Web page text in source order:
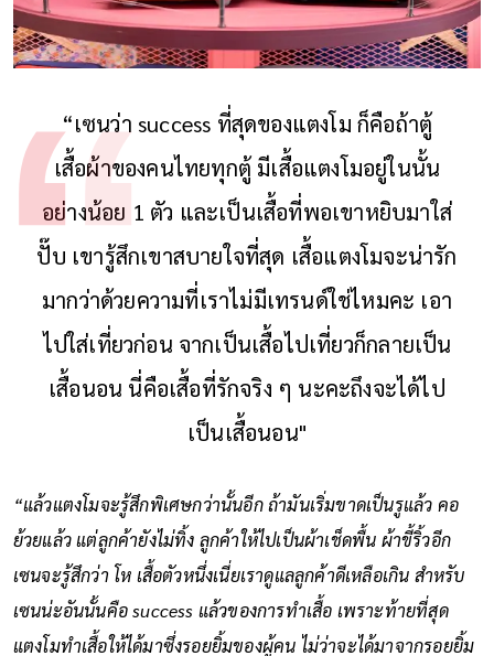
“เซนว่า success ที่สุดของแตงโม ก็คือถ้าตู้
เสื้อผ้าของคนไทยทุกตู้ มีเสื้อแตงโมอยู่ในนั้น
อย่างน้อย 1 ตัว และเป็นเสื้อที่พอเขาหยิบมาใส่
ปั๊บ เขารู้สึกเขาสบายใจที่สุด เสื้อแตงโมจะน่ารัก
มากว่าด้วยความที่เราไม่มีเทรนด์ใช่ไหมคะ เอา
ไปใส่เที่ยวก่อน จากเป็นเสื้อไปเที่ยวก็กลายเป็น
เสื้อนอน นี่คือเสื้อที่รักจริง ๆ นะคะถึงจะได้ไป
เป็นเสื้อนอน"
“แล้วแตงโมจะรู้สึกพิเศษกว่านั้นอีก ถ้ามันเริ่มขาดเป็นรูแล้ว คอ
ย้วยแล้ว แต่ลูกค้ายังไม่ทิ้ง ลูกค้าให้ไปเป็นผ้าเช็ดพื้น ผ้าขี้ริ้วอีก
เซนจะรู้สึกว่า โห เสื้อตัวหนึ่งเนี่ยเราดูแลลูกค้าดีเหลือเกิน สำหรับ
เซนน่ะอันนั้นคือ success แล้วของการทำเสื้อ เพราะท้ายที่สุด
แตงโมทำเสื้อให้ได้มาซึ่งรอยยิ้มของผู้คน ไม่ว่าจะได้มาจากรอยยิ้ม